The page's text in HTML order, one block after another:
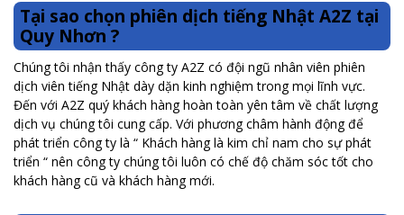
Tại sao chọn phiên dịch tiếng Nhật A2Z tại
Quy Nhơn ?
Chúng tôi nhận thấy công ty A2Z có đội ngũ nhân viên phiên
dịch viên tiếng Nhật dày dặn kinh nghiệm trong mọi lĩnh vực.
Đến với A2Z quý khách hàng hoàn toàn yên tâm về chất lượng
dịch vụ chúng tôi cung cấp. Với phương châm hành động để
phát triển công ty là “ Khách hàng là kim chỉ nam cho sự phát
triển “ nên công ty chúng tôi luôn có chế độ chăm sóc tốt cho
khách hàng cũ và khách hàng mới.